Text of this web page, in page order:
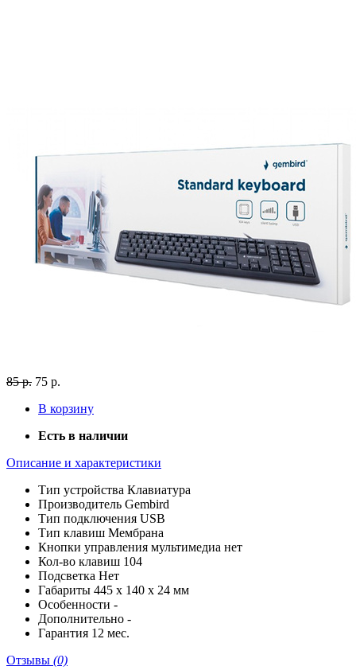
85 р. 75 р.
В корзину
Есть в наличии
Описание и характеристики
Тип устройства Клавиатура
Производитель Gembird
Тип подключения USB
Тип клавиш Мембрана
Кнопки управления мультимедиа нет
Кол-во клавиш 104
Подсветка Нет
Габариты 445 x 140 x 24 мм
Особенности -
Дополнительно -
Гарантия 12 мес.
Отзывы (0)